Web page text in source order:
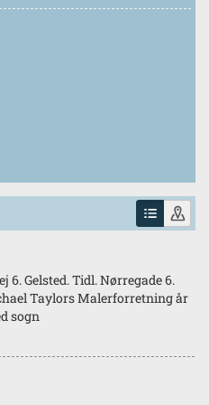
6. Gelsted. Tidl. Nørregade 6.
Taylors Malerforretning år
sogn